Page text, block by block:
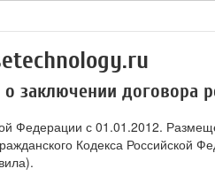
заключении
Федерации с 01.01.2012.
Кодекса Российской